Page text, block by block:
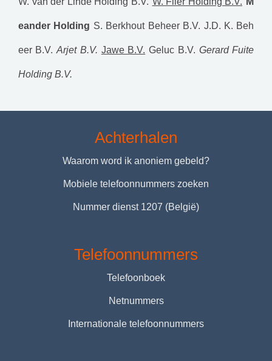
eander Holding S. Berkhout Beheer B.V. J.D. K. Beh
eer B.V. Arjet B.V. Jawe B.V. Geluc B.V. Gerard Fuite
Holding B.V.
Achterhalen
Waarom word ik anoniem gebeld?
Mobiele telefoonnummers zoeken
Nummer dienst 1207 (België)
Telefoonnummers
Telefoonboek
Netnummers
Internationale telefoonnummers